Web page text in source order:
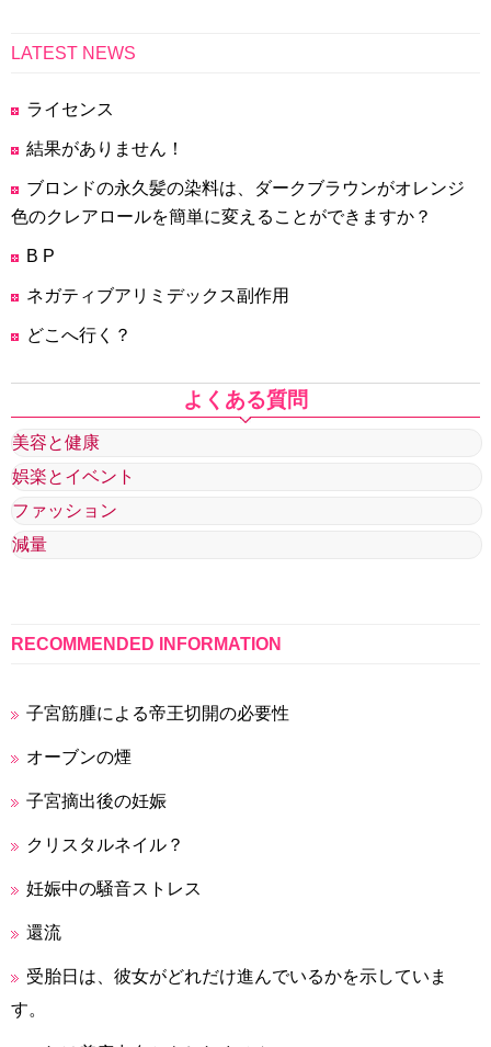
LATEST NEWS
ライセンス
結果がありません！
ブロンドの永久髪の染料は、ダークブラウンがオレンジ
色のクレアロールを簡単に変えることができますか？
B P
ネガティブアリミデックス副作用
どこへ行く？
よくある質問
美容と健康
娯楽とイベント
ファッション
減量
RECOMMENDED INFORMATION
子宮筋腫による帝王切開の必要性
オーブンの煙
子宮摘出後の妊娠
クリスタルネイル？
妊娠中の騒音ストレス
還流
受胎日は、彼女がどれだけ進んでいるかを示していま
す。